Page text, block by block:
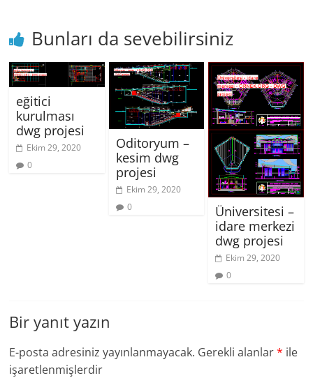
Bunları da sevebilirsiniz
eğitici
kurulması
dwg projesi
Ekim 29, 2020
0
Oditoryum –
kesim dwg
projesi
Ekim 29, 2020
0
Üniversitesi –
idare merkezi
dwg projesi
Ekim 29, 2020
0
Bir yanıt yazın
E-posta adresiniz yayınlanmayacak. Gerekli alanlar* ile
işaretlenmişlerdir